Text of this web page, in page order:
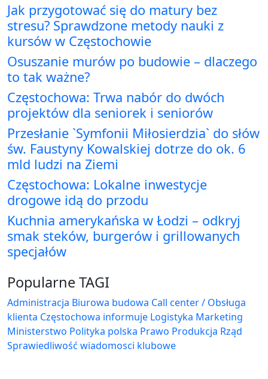
Jak przygotować się do matury bez
stresu? Sprawdzone metody nauki z
kursów w Częstochowie
Osuszanie murów po budowie – dlaczego
to tak ważne?
Częstochowa: Trwa nabór do dwóch
projektów dla seniorek i seniorów
Przesłanie `Symfonii Miłosierdzia` do słów
św. Faustyny Kowalskiej dotrze do ok. 6
mld ludzi na Ziemi
Częstochowa: Lokalne inwestycje
drogowe idą do przodu
Kuchnia amerykańska w Łodzi – odkryj
smak steków, burgerów i grillowanych
specjałów
Popularne TAGI
Administracja Biurowa budowa Call center / Obsługa
klienta Częstochowa informuje Logistyka Marketing
Ministerstwo Polityka polska Prawo Produkcja Rząd
Sprawiedliwość wiadomosci klubowe